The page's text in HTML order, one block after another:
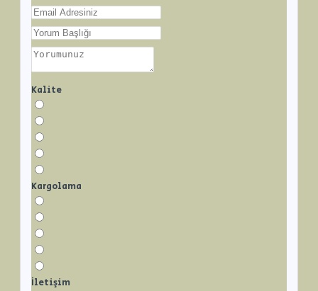
Kalite
Kargolama
İletişim